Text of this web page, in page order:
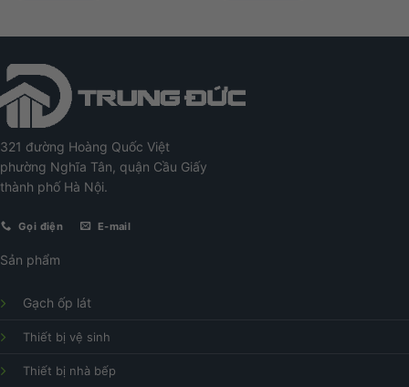
321 đường Hoàng Quốc Việt
phường Nghĩa Tân, quận Cầu Giấy
thành phố Hà Nội.
Gọi điện E-mail
Sản phẩm
Gạch ốp lát
Thiết bị vệ sinh
Thiết bị nhà bếp